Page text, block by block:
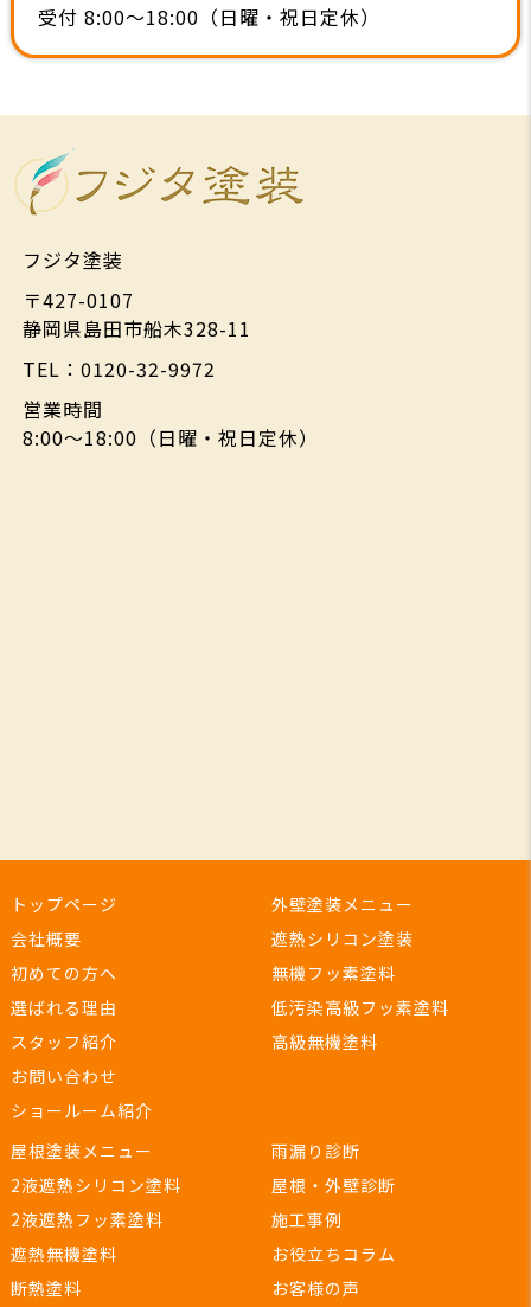
受付 8:00～18:00（日曜・祝日定休）
フジタ塗装
〒427-0107
静岡県島田市船木328-11
TEL：0120-32-9972
営業時間
8:00～18:00（日曜・祝日定休）
トップページ
会社概要
初めての方へ
選ばれる理由
スタッフ紹介
お問い合わせ
ショールーム紹介
外壁塗装メニュー
遮熱シリコン塗装
無機フッ素塗料
低汚染高級フッ素塗料
高級無機塗料
屋根塗装メニュー
2液遮熱シリコン塗料
2液遮熱フッ素塗料
遮熱無機塗料
断熱塗料
雨漏り診断
屋根・外壁診断
施工事例
お役立ちコラム
お客様の声